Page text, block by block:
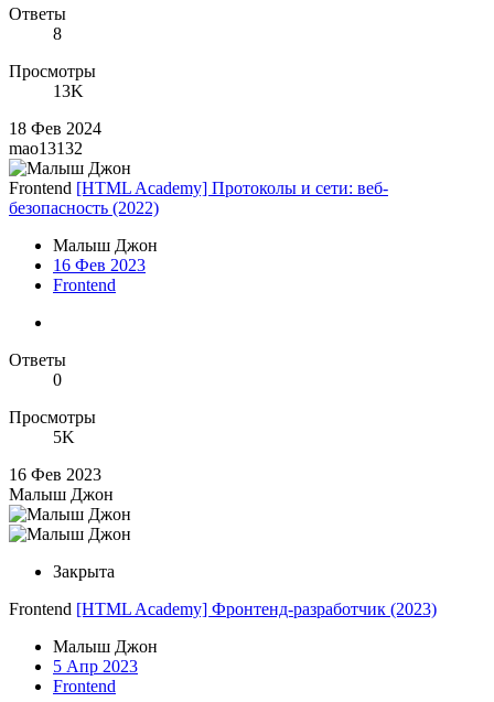
Ответы
8
Просмотры
13K
18 Фев 2024
mao13132
Frontend [HTML Academy] Протоколы и сети: веб-
безопасность (2022)
Малыш Джон
16 Фев 2023
Frontend
Ответы
0
Просмотры
5K
16 Фев 2023
Малыш Джон
Закрыта
Frontend [HTML Academy] Фронтенд-разработчик (2023)
Малыш Джон
5 Апр 2023
Frontend